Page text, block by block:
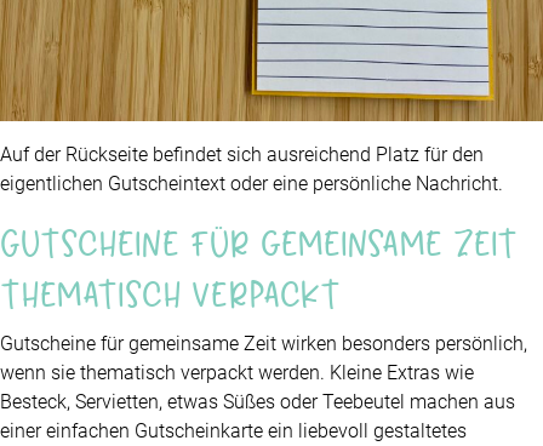
Auf der Rückseite befindet sich ausreichend Platz für den
eigentlichen Gutscheintext oder eine persönliche Nachricht.
Gutscheine für gemeinsame Zeit
thematisch verpackt
Gutscheine für gemeinsame Zeit wirken besonders persönlich,
wenn sie thematisch verpackt werden. Kleine Extras wie
Besteck, Servietten, etwas Süßes oder Teebeutel machen aus
einer einfachen Gutscheinkarte ein liebevoll gestaltetes